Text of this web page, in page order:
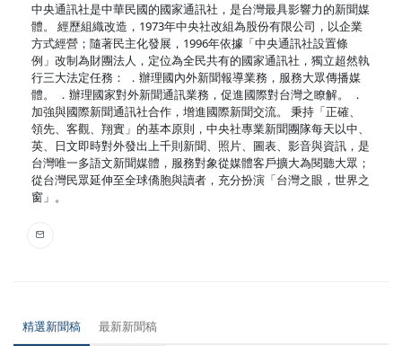
中央通訊社是中華民國的國家通訊社，是台灣最具影響力的新聞媒
體。 經歷組織改造，1973年中央社改組為股份有限公司，以企業
方式經營；隨著民主化發展，1996年依據「中央通訊社設置條
例」改制為財團法人，定位為全民共有的國家通訊社，獨立超然執
行三大法定任務： ．辦理國內外新聞報導業務，服務大眾傳播媒
體。 ．辦理國家對外新聞通訊業務，促進國際對台灣之瞭解。 ．
加強與國際新聞通訊社合作，增進國際新聞交流。 秉持「正確、
領先、客觀、翔實」的基本原則，中央社專業新聞團隊每天以中、
英、日文即時對外發出上千則新聞、照片、圖表、影音與資訊，是
台灣唯一多語文新聞媒體，服務對象從媒體客戶擴大為閱聽大眾；
從台灣民眾延伸至全球僑胞與讀者，充分扮演「台灣之眼，世界之
窗」。
精選新聞稿 最新新聞稿